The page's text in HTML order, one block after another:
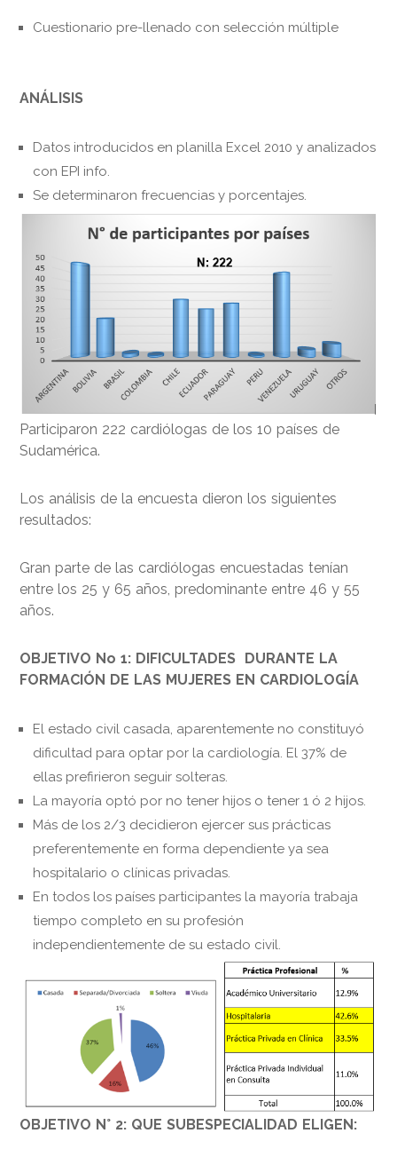
Cuestionario pre-llenado con selección múltiple
ANÁLISIS
Datos introducidos en planilla Excel 2010 y analizados
con EPI info.
Se determinaron frecuencias y porcentajes.
Participaron 222 cardiólogas de los 10 países de
Sudamérica.
Los análisis de la encuesta dieron los siguientes
resultados:
Gran parte de las cardiólogas encuestadas tenían
entre los 25 y 65 años, predominante entre 46 y 55
años.
OBJETIVO No 1: DIFICULTADES DURANTE LA
FORMACIÓN DE LAS MUJERES EN CARDIOLOGÍA
El estado civil casada, aparentemente no constituyó
dificultad para optar por la cardiología. El 37% de
ellas prefirieron seguir solteras.
La mayoría optó por no tener hijos o tener 1 ó 2 hijos.
Más de los 2/3 decidieron ejercer sus prácticas
preferentemente en forma dependiente ya sea
hospitalario o clínicas privadas.
En todos los países participantes la mayoría trabaja
tiempo completo en su profesión
independientemente de su estado civil.
OBJETIVO N° 2: QUE SUBESPECIALIDAD ELIGEN: